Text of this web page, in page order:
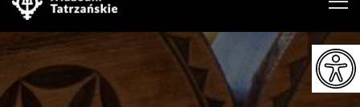
ESPAÑOL
FRANÇAIS
ITALIANO